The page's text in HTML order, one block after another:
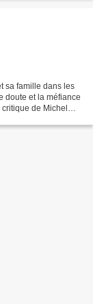
sa famille dans les
doute et la méfiance
de Michel